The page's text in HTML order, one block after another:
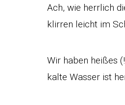
Ach, wie herrlich
klirren leicht im
Wir haben heißes
kalte Wasser ist